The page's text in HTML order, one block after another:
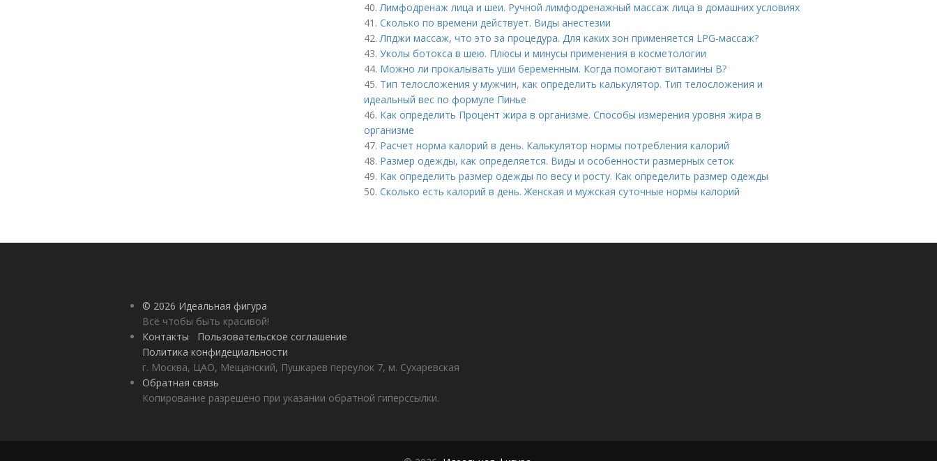
40.Лимфодренаж лица и шеи. Ручной лимфодренажный массаж лица в домашних условиях
41. Сколько по времени действует. Виды анестезии
42.Лпджи массаж, что это за процедура. Для каких зон применяется LPG-массаж?
43. Уколы ботокса в шею. Плюсы и минусы применения в косметологии
44. Можно ли прокалывать уши беременным. Когда помогают витамины B?
45. Тип телосложения у мужчин, как определить калькулятор. Тип телосложения и
идеальный вес по формуле Пинье
46. Как определить Процент жира в организме. Способы измерения уровня жира в
организме
47. Расчет норма калорий в день. Калькулятор нормы потребления калорий
48. Размер одежды, как определяется. Виды и особенности размерных сеток
49. Как определить размер одежды по весу и росту. Как определить размер одежды
50. Сколько есть калорий в день. Женская и мужская суточные нормы калорий
© 2026 Идеальная фигура
Всё чтобы быть красивой!
Контакты
Пользовательское соглашение
Политика конфидециальности
г. Москва, ЦАО, Мещанский, Пушкарев переулок 7, м. Сухаревская
Обратная связь
Копирование разрешено при указании обратной гиперссылки.